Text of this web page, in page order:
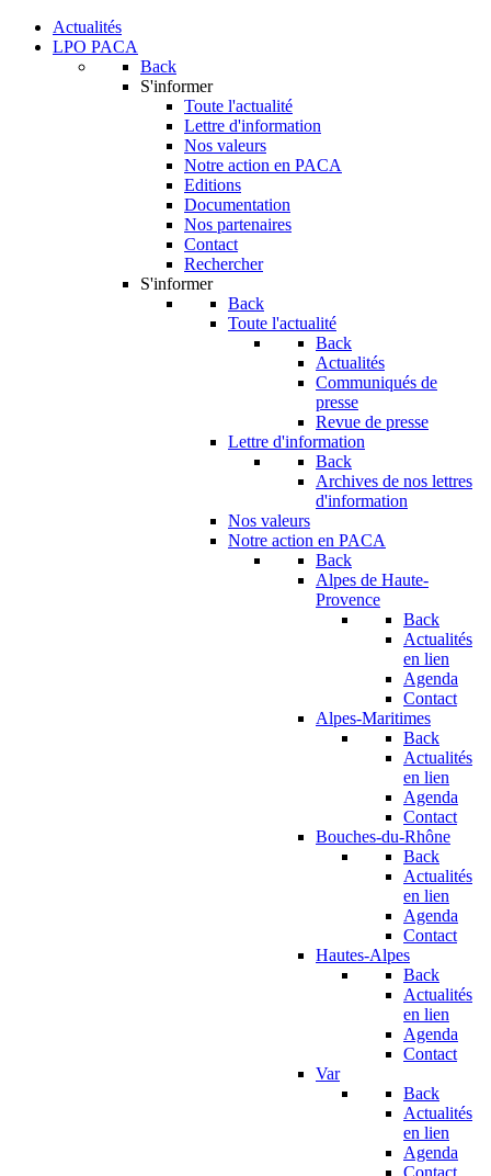
Actualités
LPO PACA
Back
S'informer
Toute l'actualité
Lettre d'information
Nos valeurs
Notre action en PACA
Editions
Documentation
Nos partenaires
Contact
Rechercher
S'informer
Back
Toute l'actualité
Back
Actualités
Communiqués de
presse
Revue de presse
Lettre d'information
Back
Archives de nos lettres
d'information
Nos valeurs
Notre action en PACA
Back
Alpes de Haute-
Provence
Back
Actualités
en lien
Agenda
Contact
Alpes-Maritimes
Back
Actualités
en lien
Agenda
Contact
Bouches-du-Rhône
Back
Actualités
en lien
Agenda
Contact
Hautes-Alpes
Back
Actualités
en lien
Agenda
Contact
Var
Back
Actualités
en lien
Agenda
Contact